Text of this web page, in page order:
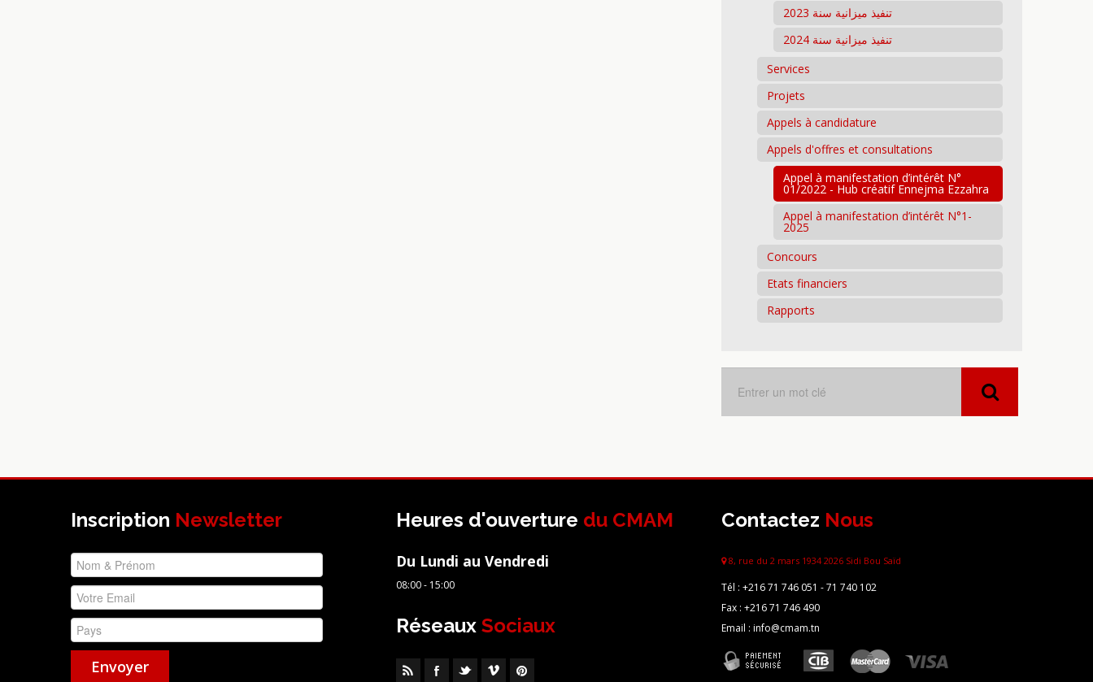
تنفيذ ميزانية سنة 2023
تنفيذ ميزانية سنة 2024
Services
Projets
Appels à candidature
Appels d'offres et consultations
Appel à manifestation d’intérêt N°
01/2022 - Hub créatif Ennejma Ezzahra
Appel à manifestation d’intérêt N°1-
2025
Concours
Etats financiers
Rapports
Inscription Newsletter Heures d'ouverture du CMAM
Du Lundi au Vendredi
08:00 - 15:00
Réseaux Sociaux
Contactez Nous
8, rue du 2 mars 1934 2026 Sidi Bou Saïd
Tél : +216 71 746 051 - 71 740 102
Fax : +216 71 746 490
Email : info@cmam.tn